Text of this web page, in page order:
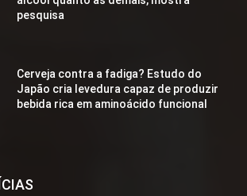
pesquisa
Cerveja contra a fadiga? Estudo do
Japão cria levedura capaz de produzir
bebida rica em aminoácido funcional